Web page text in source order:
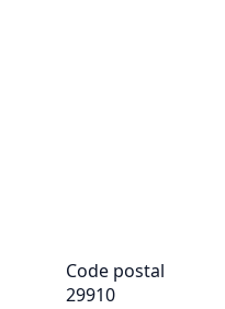
Code postal
29910